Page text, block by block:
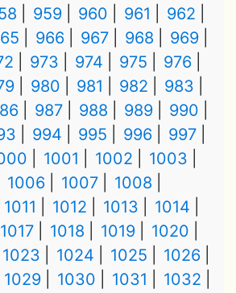
959 960 961
962
966 967 968
969
973 974 975
976
980 981 982
983
987 988 989
990
994 995 996
997
1001 1002
1003
1006 1007
1008
1011 1012 1013
1014
1017 1018 1019
1020
1023 1024 1025
1026
1029 1030 1031
1032